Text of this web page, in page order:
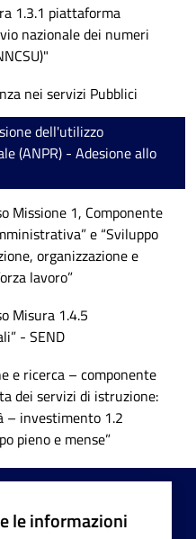
1.3.1 piattaforma
nazionale dei numeri
nei servizi Pubblici
dell'utilizzo
(ANPR) - Adesione allo
Missione 1, Componente
e “Sviluppo
organizzazione e
lavoro”
Misura 1.4.5
- SEND
e ricerca – componente
dei servizi di istruzione:
– investimento 1.2
pieno e mense”
le informazioni